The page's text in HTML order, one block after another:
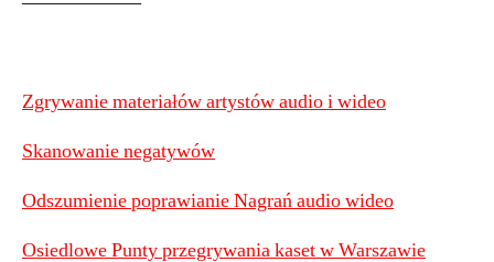
Zgrywanie materiałów artystów audio i wideo
Skanowanie negatywów
Odszumienie poprawianie Nagrań audio wideo
Osiedlowe Punty przegrywania kaset w Warszawie